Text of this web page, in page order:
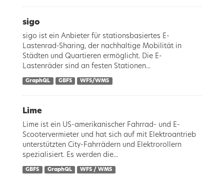
sigo
sigo ist ein Anbieter für stationsbasiertes E-
Lastenrad-Sharing, der nachhaltige Mobilität in
Städten und Quartieren ermöglicht. Die E-
Lastenräder sind an festen Stationen...
GraphQL GBFS WFS/WMS
Lime
Lime ist ein US-amerikanischer Fahrrad- und E-
Scootervermieter und hat sich auf mit Elektroantrieb
unterstützten City-Fahrrädern und Elektrorollern
spezialisiert. Es werden die...
GBFS GraphQL WFS / WMS